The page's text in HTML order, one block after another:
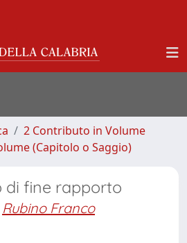
2 Contributo in Volume
(Capitolo o Saggio)
di fine rapporto
Rubino Franco